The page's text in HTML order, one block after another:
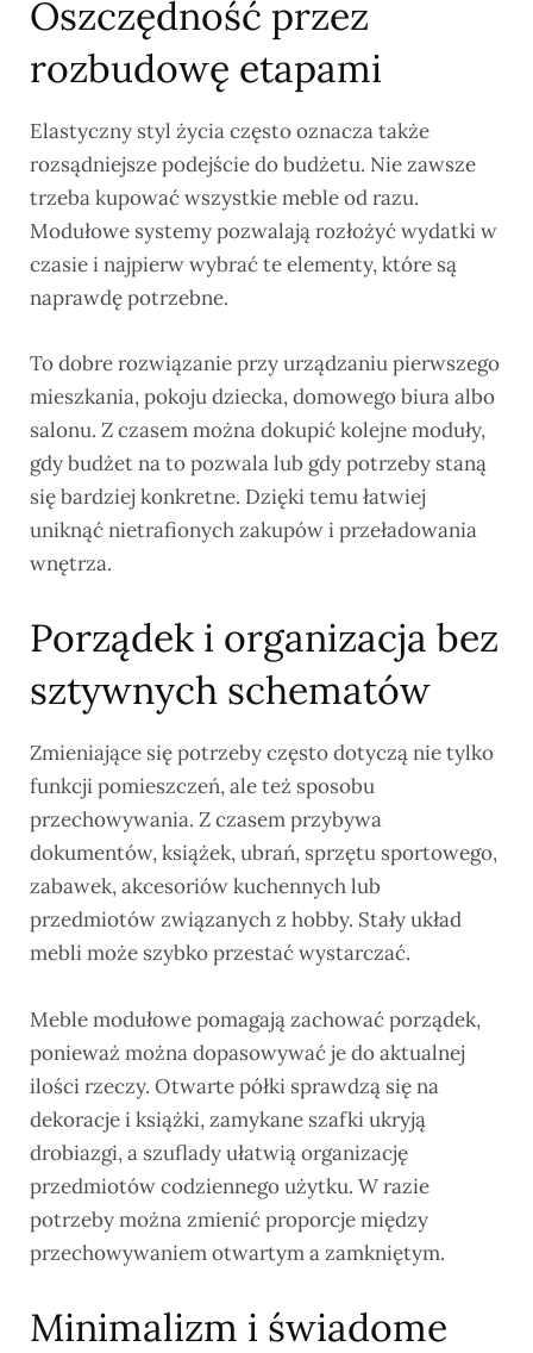
Oszczędność przez
rozbudowę etapami
Elastyczny styl życia często oznacza także
rozsądniejsze podejście do budżetu. Nie zawsze
trzeba kupować wszystkie meble od razu.
Modułowe systemy pozwalają rozłożyć wydatki w
czasie i najpierw wybrać te elementy, które są
naprawdę potrzebne.
To dobre rozwiązanie przy urządzaniu pierwszego
mieszkania, pokoju dziecka, domowego biura albo
salonu. Z czasem można dokupić kolejne moduły,
gdy budżet na to pozwala lub gdy potrzeby staną
się bardziej konkretne. Dzięki temu łatwiej
uniknąć nietrafionych zakupów i przeładowania
wnętrza.
Porządek i organizacja bez
sztywnych schematów
Zmieniające się potrzeby często dotyczą nie tylko
funkcji pomieszczeń, ale też sposobu
przechowywania. Z czasem przybywa
dokumentów, książek, ubrań, sprzętu sportowego,
zabawek, akcesoriów kuchennych lub
przedmiotów związanych z hobby. Stały układ
mebli może szybko przestać wystarczać.
Meble modułowe pomagają zachować porządek,
ponieważ można dopasowywać je do aktualnej
ilości rzeczy. Otwarte półki sprawdzą się na
dekoracje i książki, zamykane szafki ukryją
drobiazgi, a szuflady ułatwią organizację
przedmiotów codziennego użytku. W razie
potrzeby można zmienić proporcje między
przechowywaniem otwartym a zamkniętym.
Minimalizm i świadome